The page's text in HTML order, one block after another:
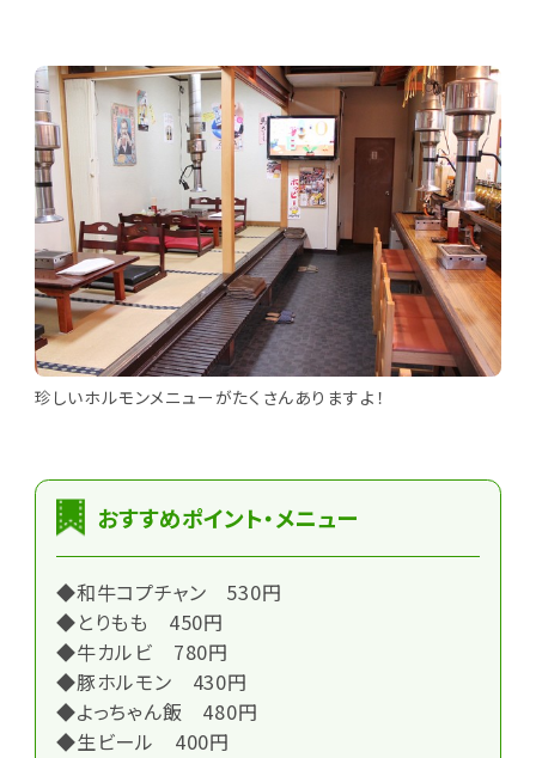
珍しいホルモンメニューがたくさんありますよ！
おすすめポイント・メニュー
◆和牛コプチャン 530円
◆とりもも 450円
◆牛カルビ 780円
◆豚ホルモン 430円
◆よっちゃん飯 480円
◆生ビール 400円